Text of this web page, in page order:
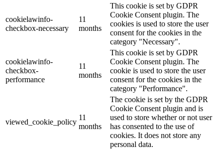
cookielawinfo-
checkbox-necessary
11
months
This cookie is set by GDPR
Cookie Consent plugin. The
cookies is used to store the user
consent for the cookies in the
category "Necessary".
cookielawinfo-
checkbox-
performance
11
months
This cookie is set by GDPR
Cookie Consent plugin. The
cookie is used to store the user
consent for the cookies in the
category "Performance".
viewed_cookie_policy
11
months
The cookie is set by the GDPR
Cookie Consent plugin and is
used to store whether or not user
has consented to the use of
cookies. It does not store any
personal data.